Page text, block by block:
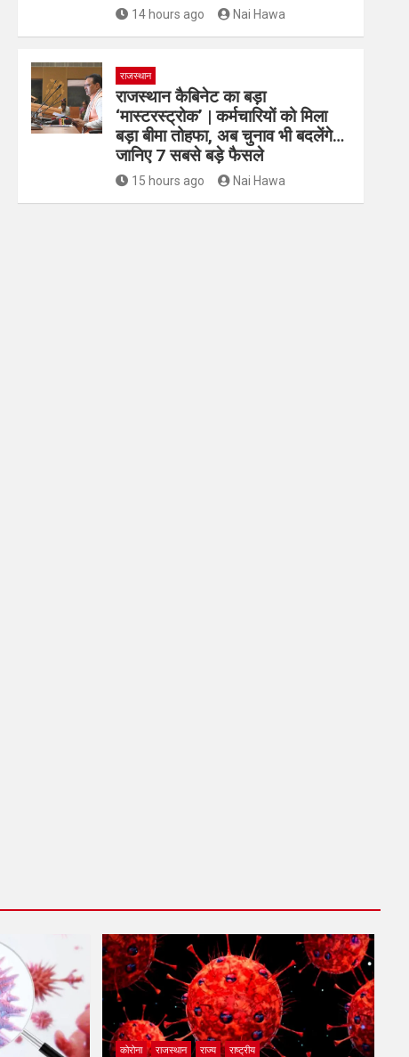
14 hours ago Nai Hawa
राजस्थान
राजस्थान कैबिनेट का बड़ा
‘मास्टरस्ट्रोक’ | कर्मचारियों को मिला
बड़ा बीमा तोहफा, अब चुनाव भी बदलेंगे…
जानिए 7 सबसे बड़े फैसले
15 hours ago Nai Hawa
कोरोना राजस्थान राज्य राष्ट्रीय